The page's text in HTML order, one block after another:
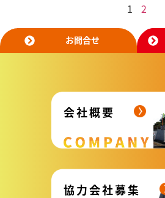
1 2
お問合せ
会社概要
協力会社募集